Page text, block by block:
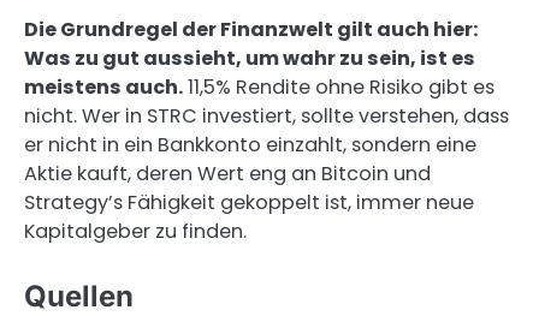
Die Grundregel der Finanzwelt gilt auch hier:
Was zu gut aussieht, um wahr zu sein, ist es
meistens auch.11,5% Rendite ohne Risiko gibt es
nicht. Wer in STRC investiert, sollte verstehen, dass
er nicht in ein Bankkonto einzahlt, sondern eine
Aktie kauft, deren Wert eng an Bitcoin und
Strategy’s Fähigkeit gekoppelt ist, immer neue
Kapitalgeber zu finden.
Quellen